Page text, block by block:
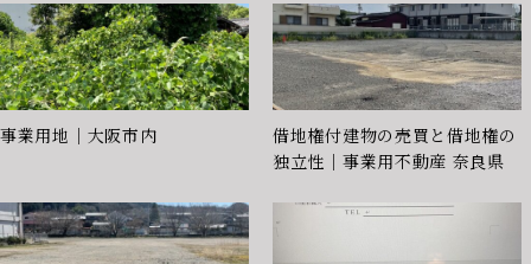
事業用地｜大阪市内
借地権付建物の売買と借地権の
独立性｜事業用不動産 奈良県